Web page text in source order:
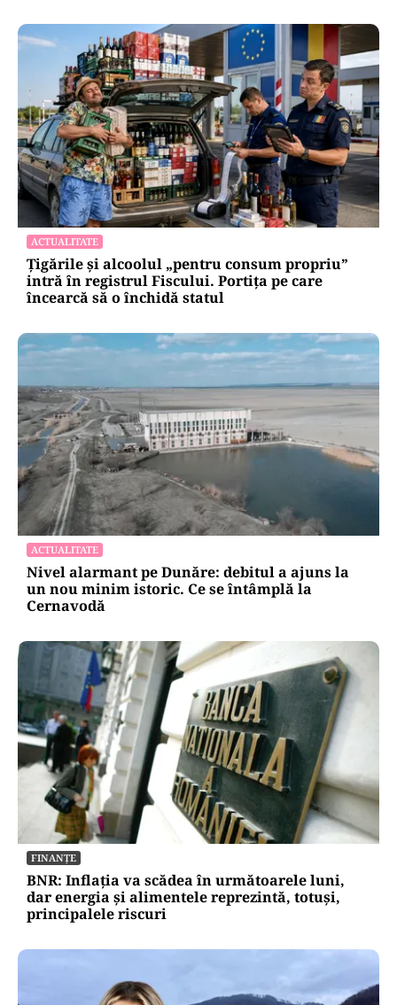
ACTUALITATE
Țigările și alcoolul „pentru consum propriu”
intră în registrul Fiscului. Portița pe care
încearcă să o închidă statul
ACTUALITATE
Nivel alarmant pe Dunăre: debitul a ajuns la
un nou minim istoric. Ce se întâmplă la
Cernavodă
FINANȚE
BNR: Inflația va scădea în următoarele luni,
dar energia și alimentele reprezintă, totuși,
principalele riscuri